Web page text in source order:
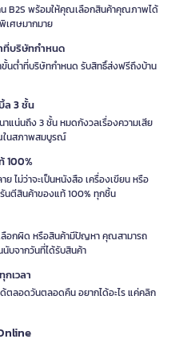
น B2S พร้อมให้คุณเลือกสินค้าคุณภาพได้
เศษมากมาย
ที่บริษัทกำหนด
นต่ำที่บริษัทกำหนด รับสิทธิ์ส่งฟรีถึงบ้าน
ล 3 ชั้น
แน่นถึง 3 ชั้น หมดกังวลเรื่องความเสีย
ในสภาพสมบูรณ์
100%
ไม่ว่าจะเป็นหนังสือ เครื่องเขียน หรือ
นตีสินค้าของแท้ 100% ทุกชิ้น
ลือกผิด หรือสินค้ามีปัญหา คุณสามารถ
นับจากวันที่ได้รับสินค้า
เวลา
ตลอดวันตลอดคืน อยากได้อะไร แค่คลิก